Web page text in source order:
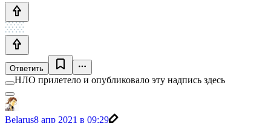
Ответить
НЛО прилетело и опубликовало эту надпись здесь
Belarus8 апр 2021 в 09:29